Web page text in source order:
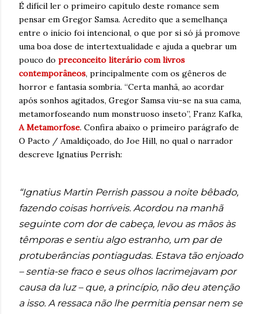
É difícil ler o primeiro capítulo deste romance sem
pensar em Gregor Samsa. Acredito que a semelhança
entre o início foi intencional, o que por si só já promove
uma boa dose de intertextualidade e ajuda a quebrar um
pouco do preconceito literário com livros
contemporâneos, principalmente com os gêneros de
horror e fantasia sombria. “Certa manhã, ao acordar
após sonhos agitados, Gregor Samsa viu-se na sua cama,
metamorfoseando num monstruoso inseto”, Franz Kafka,
A Metamorfose. Confira abaixo o primeiro parágrafo de
O Pacto / Amaldiçoado, do Joe Hill, no qual o narrador
descreve Ignatius Perrish:
“Ignatius Martin Perrish passou a noite bêbado,
fazendo coisas horríveis. Acordou na manhã
seguinte com dor de cabeça, levou as mãos às
têmporas e sentiu algo estranho, um par de
protuberâncias pontiagudas. Estava tão enjoado
– sentia-se fraco e seus olhos lacrimejavam por
causa da luz – que, a princípio, não deu atenção
a isso. A ressaca não lhe permitia pensar nem se